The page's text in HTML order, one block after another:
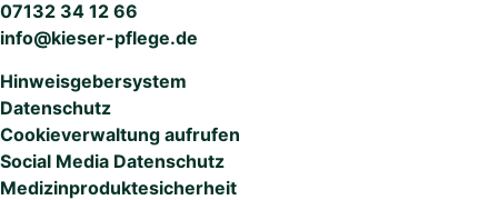
07132 34 12 66
info@kieser-pflege.de
Hinweisgebersystem
Datenschutz
Cookieverwaltung aufrufen
Social Media Datenschutz
Medizinproduktesicherheit